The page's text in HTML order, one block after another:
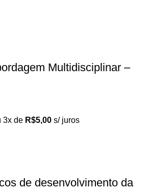
Multidisciplinar –
3x de R$5,00 s/ juros
de desenvolvimento da